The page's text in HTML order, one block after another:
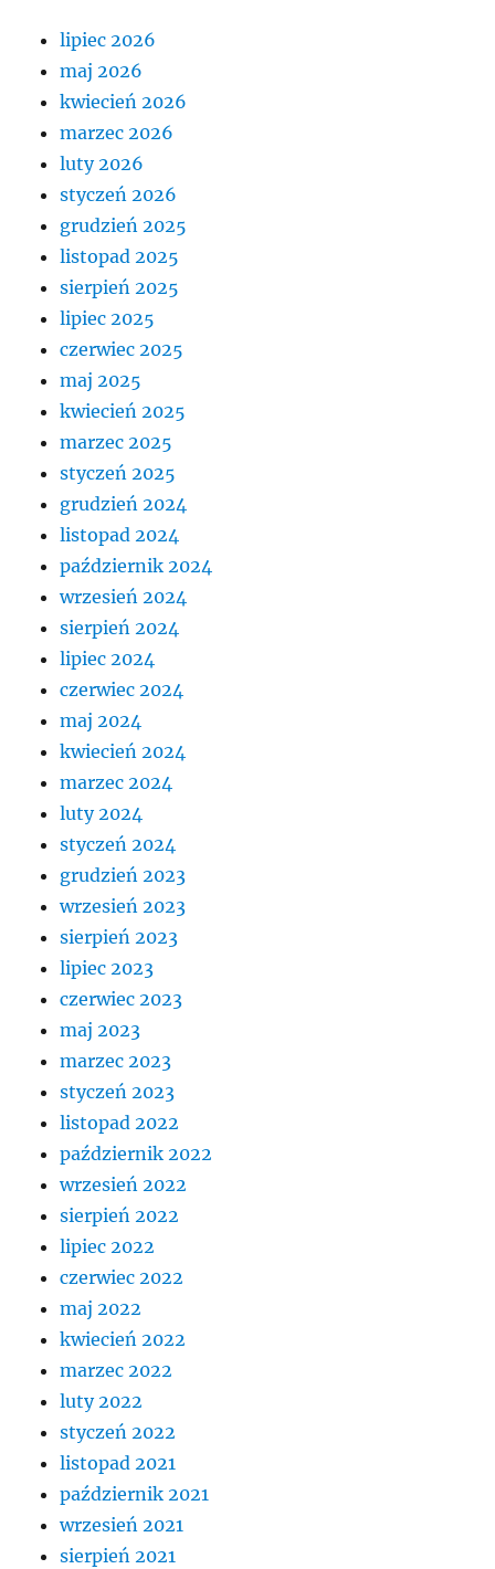
lipiec 2026
maj 2026
kwiecień 2026
marzec 2026
luty 2026
styczeń 2026
grudzień 2025
listopad 2025
sierpień 2025
lipiec 2025
czerwiec 2025
maj 2025
kwiecień 2025
marzec 2025
styczeń 2025
grudzień 2024
listopad 2024
październik 2024
wrzesień 2024
sierpień 2024
lipiec 2024
czerwiec 2024
maj 2024
kwiecień 2024
marzec 2024
luty 2024
styczeń 2024
grudzień 2023
wrzesień 2023
sierpień 2023
lipiec 2023
czerwiec 2023
maj 2023
marzec 2023
styczeń 2023
listopad 2022
październik 2022
wrzesień 2022
sierpień 2022
lipiec 2022
czerwiec 2022
maj 2022
kwiecień 2022
marzec 2022
luty 2022
styczeń 2022
listopad 2021
październik 2021
wrzesień 2021
sierpień 2021